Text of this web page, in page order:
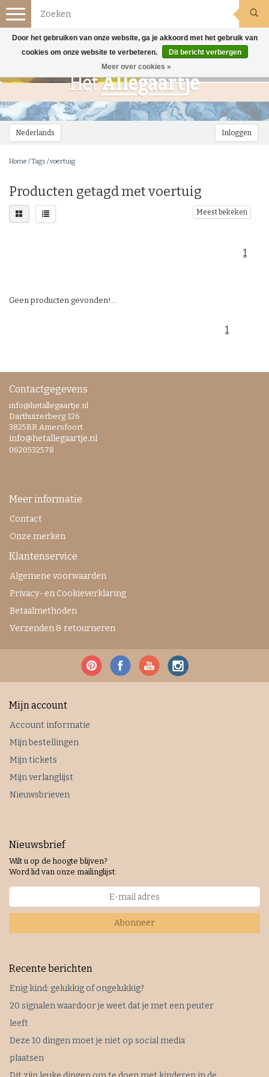
Nederlands Inloggen
Toggle
navigation
Home /Tags /voertuig
Producten getagd met voertuig
Meest bekeken
1
Geen producten gevonden!...
1
Contactgegevens
info@hetallegaartje.nl
Darthuizerberg 126
3825BR Amersfoort
info@hetallegaartje.nl
0620532578
Meer informatie
Contact
Onze merken
Klantenservice
Algemene voorwaarden
Privacy- en Cookieverklaring
Betaalmethoden
Verzenden & retourneren
Mijn account
Account informatie
Mijn bestellingen
Mijn tickets
Mijn verlanglijst
Nieuwsbrieven
Nieuwsbrief
Wilt u op de hoogte blijven?
Word lid van onze mailinglijst:
Abonneer
Recente berichten
Enig kind: gelukkig of ongelukkig?
20 signalen waardoor je weet dat je met een peuter
leeft
Deze 10 dingen moet je niet op social media
plaatsen
Door het gebruiken van onze website, ga je akkoord met het gebruik van
cookies om onze website te verbeteren.
Dit bericht verbergen
Meer over cookies »